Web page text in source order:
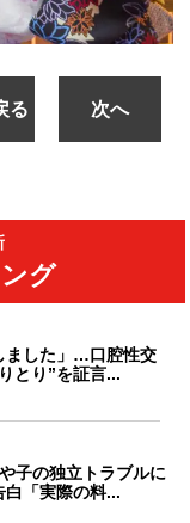
る 次へ
グ
ました」…口腔性交
とり”を証言...
子の独立トラブルに
「実際の料...